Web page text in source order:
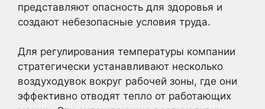
представляют опасность для здоровья и
создают небезопасные условия труда.
Для регулирования температуры компании
стратегически устанавливают несколько
воздуходувок вокруг рабочей зоны, где они
эффективно отводят тепло от работающих